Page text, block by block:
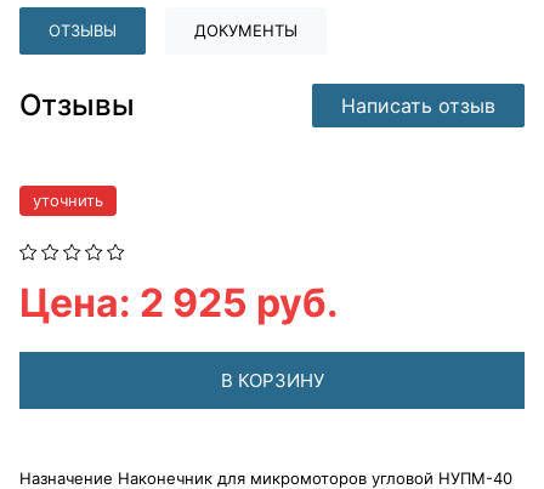
ОТЗЫВЫ ДОКУМЕНТЫ
Отзывы Написать отзыв
уточнить
Цена: 2 925 руб.
В КОРЗИНУ
Назначение Наконечник для микромоторов угловой НУПМ-40